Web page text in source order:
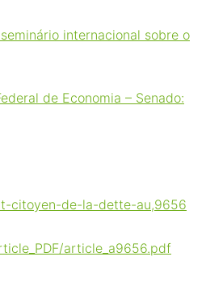
internacional sobre o
de Economia – Senado:
citoyen-de-la-dette-au,9656
article_a9656.pdf